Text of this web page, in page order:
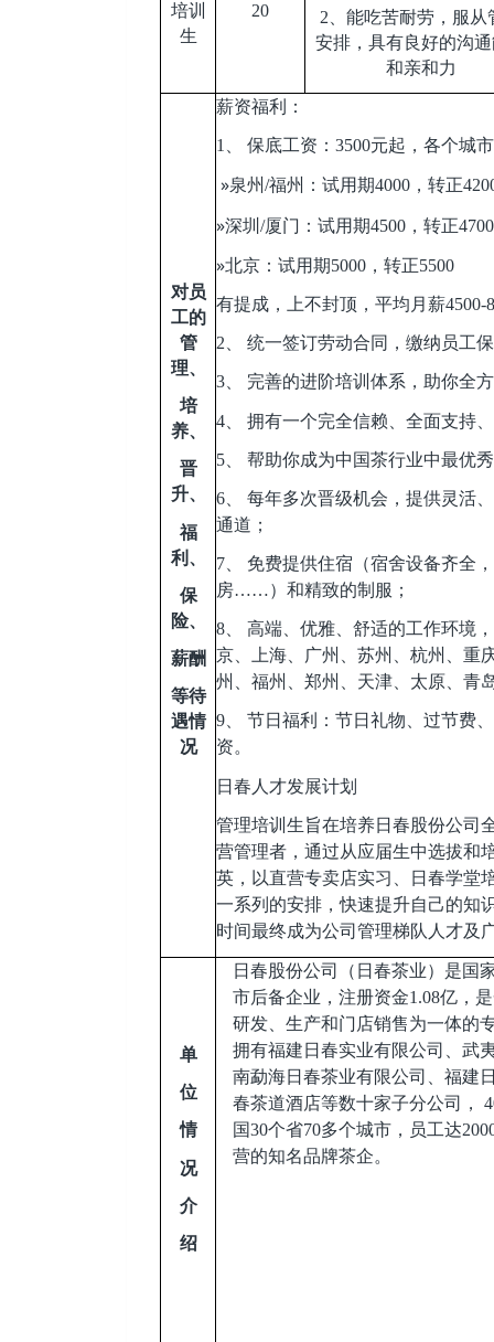
培训
生
20 2 、能吃苦耐劳，服从
安排，具有良好的沟
和亲和力
对员
工的
管
理、
培
养、
晋
升、
福
利、
保
险、
薪酬
等待
遇情
况
薪资福利：
1 、 保底工资：3500元起，各个
»泉州/福州：试用期4000，转正
»深圳/厦门：试用期4500，转正4700
»北京：试用期5000，转正5500
有提成，上不封顶，平均月薪4500-
2 、 统一签订劳动合同，缴纳员工
3 、 完善的进阶培训体系，助你全
4 、 拥有一个完全信赖、全面支持
5 、 帮助你成为中国茶行业中最优
6 、 每年多次晋级机会，提供灵活
通道；
7 、 免费提供住宿（宿舍设备齐全
房……）和精致的制服；
8 、 高端、优雅、舒适的工作环境
京、上海、广州、苏州、杭州、重
州、福州、郑州、天津、太原、
9、 节日福利：节日礼物、过节费
资。
日春人才发展计划
管理培训生旨在培养日春股份公司
营管理者，通过从应届生中选拔和
英，以直营专卖店实习、日春学堂
一系列的安排，快速提升自己的知
时间最终成为公司管理梯队人才及
单
位
情
况
介
绍
日春股份公司（日春茶业）是国
市后备企业，注册资金1.08亿，
研发、生产和门店销售为一体的
拥有福建日春实业有限公司、武
南勐海日春茶业有限公司、福建
春茶道酒店等数十家子分公司，
国30个省70多个城市，员工达
营的知名品牌茶企。